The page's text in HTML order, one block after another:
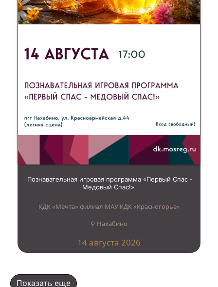
Познавательная игровая программа «Первый Спас -
Медовый Спас!»
КДК «Мечта» филиал МАУ КДК «Красногорье»
⚲ Нахабино
14 августа 2026
Показать еще